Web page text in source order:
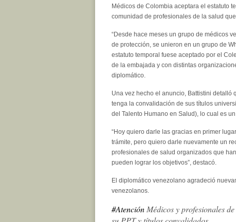
Médicos de Colombia aceptara el estatuto
comunidad de profesionales de la salud
“Desde hace meses un grupo de médicos
de protección, se unieron en un grupo de
estatuto temporal fuese aceptado por el
de la embajada y con distintas
diplomático.
Una vez hecho el anuncio, Battistini detalló
tenga la convalidación de sus títulos
del Talento Humano en Salud), lo cual es
“Hoy quiero darle las gracias en primer
trámite, pero quiero darle nuevamente un
profesionales de salud organizados que
pueden lograr los objetivos”, destacó.
El diplomático venezolano agradeció
venezolanos.
#Atención Médicos y profesionales